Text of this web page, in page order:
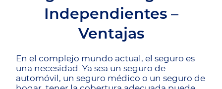
Independientes –
Ventajas
En el complejo mundo actual, el seguro es
una necesidad. Ya sea un seguro de
automóvil, un seguro médico o un seguro de